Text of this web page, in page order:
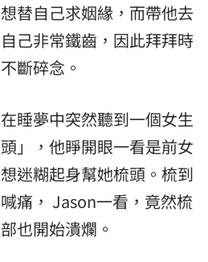
替自己求姻緣，而帶他去
己非常鐵齒，因此拜拜時
斷碎念。
睡夢中突然聽到一個女生
」，他睜開眼一看是前女
迷糊起身幫她梳頭。梳到
痛， Jason一看，竟然梳
也開始潰爛。